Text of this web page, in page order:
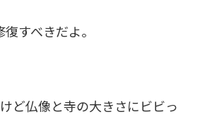
すべきだよ。
ど仏像と寺の大きさにビビっ